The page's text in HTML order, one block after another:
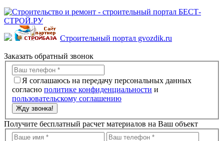
Строительный портал gvozdik.ru
Заказать обратный звонок
Я соглашаюсь на передачу персональных данных
согласно политике конфиденциальности и
пользовательскому соглашению
Жду звонка!
Получите бесплатный расчет материалов на Ваш объект